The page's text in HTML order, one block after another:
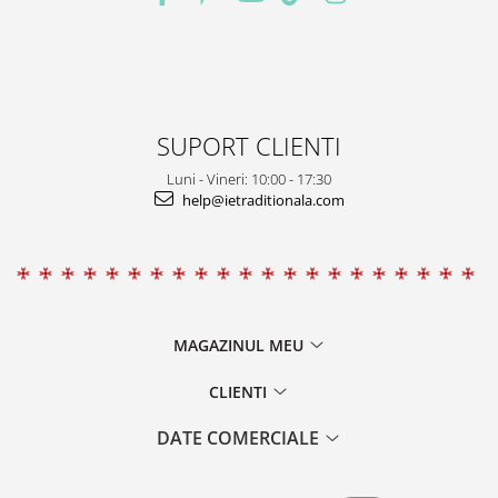
SUPORT CLIENTI
Luni - Vineri: 10:00 - 17:30
help@ietraditionala.com
MAGAZINUL MEU
CLIENTI
DATE COMERCIALE